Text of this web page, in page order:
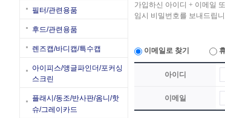
필터/관련용품
후드/관련용품
렌즈캡/바디캡/특수캡
아이피스/앵글파인더/포커싱
스크린
플래시/동조/반사판/옴니/핫
슈/그레이카드
가입하신 아이디 + 이메일
임시 비밀번호를 보내드립
이메일로 찾기
아이디
이메일